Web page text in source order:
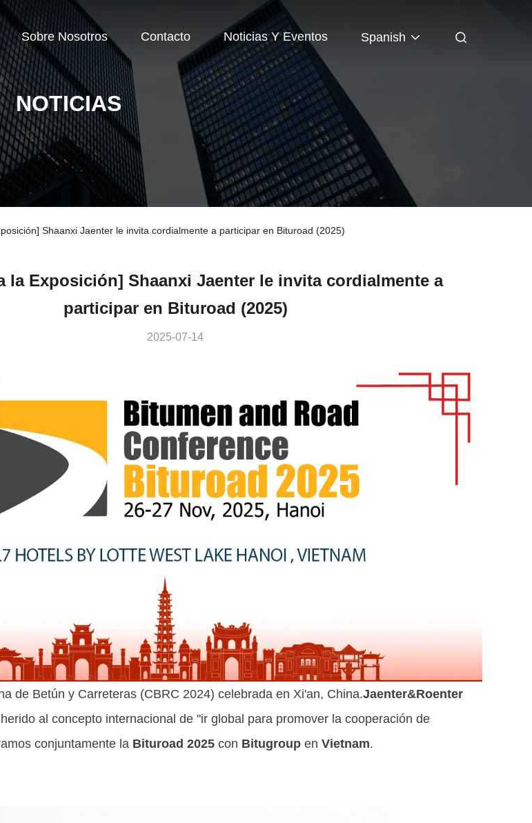
Sobre Nosotros Contacto Noticias Y Eventos Spanish
NOTICIAS
Shaanxi Jaenter le invita cordialmente a participar en Bituroad (2025)
la Exposición] Shaanxi Jaenter le invita cordialmente a
participar en Bituroad (2025)
2025-07-14
de Betún y Carreteras (CBRC 2024) celebrada en Xi'an, China.Jaenter&Roenter
al concepto internacional de "ir global para promover la cooperación de
conjuntamente la Bituroad 2025 con Bitugroup en Vietnam.